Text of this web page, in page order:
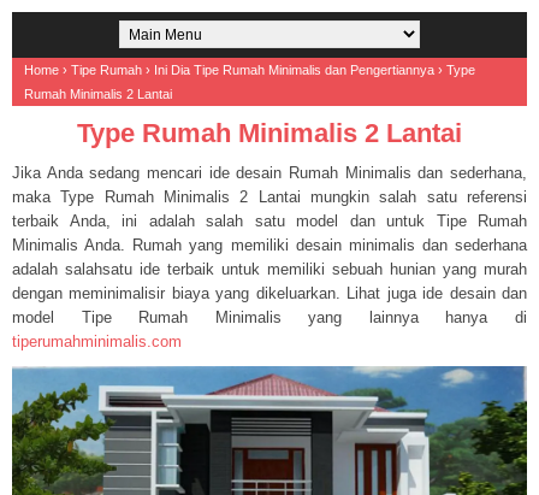
Home › Tipe Rumah › Ini Dia Tipe Rumah Minimalis dan Pengertiannya › Type
Rumah Minimalis 2 Lantai
Type Rumah Minimalis 2 Lantai
Jika Anda sedang mencari ide desain Rumah Minimalis dan sederhana,
maka Type Rumah Minimalis 2 Lantai mungkin salah satu referensi
terbaik Anda, ini adalah salah satu model dan untuk Tipe Rumah
Minimalis Anda. Rumah yang memiliki desain minimalis dan sederhana
adalah salahsatu ide terbaik untuk memiliki sebuah hunian yang murah
dengan meminimalisir biaya yang dikeluarkan. Lihat juga ide desain dan
model Tipe Rumah Minimalis yang lainnya hanya di
tiperumahminimalis.com